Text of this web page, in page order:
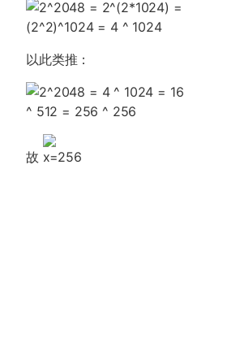
以此类推：
故